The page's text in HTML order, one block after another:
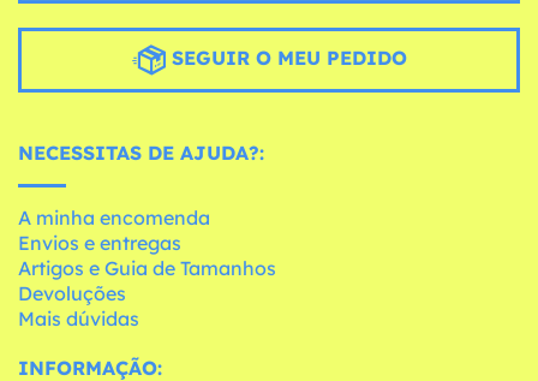
SEGUIR O MEU PEDIDO
NECESSITAS DE AJUDA?:
A minha encomenda
Envios e entregas
Artigos e Guia de Tamanhos
Devoluções
Mais dúvidas
INFORMAÇÃO: